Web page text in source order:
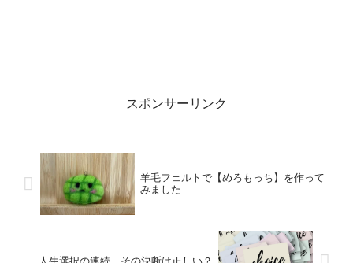
スポンサーリンク
羊毛フェルトで【めろもっち】を作って
みました